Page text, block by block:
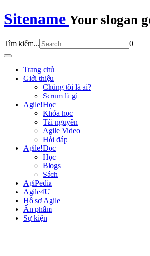
Sitename Your slogan
Tìm kiếm... 0
Trang chủ
Giới thiệu
Chúng tôi là ai?
Scrum là gì
Agile!Học
Khóa học
Tài nguyên
Agile Video
Hỏi đáp
Agile!Đọc
Học
Blogs
Sách
AgiPedia
Agile4U
Hồ sơ Agile
Ấn phẩm
Sự kiện